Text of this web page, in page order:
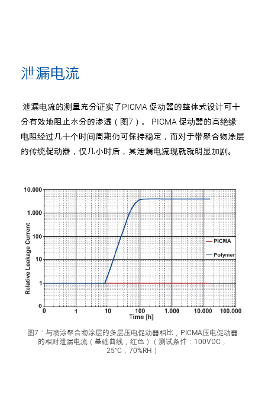
泄漏电流
泄漏电流的测量充分证实了PICMA 促动器的整体式设计可十
分有效地阻止水分的渗透（图7）。 PICMA 促动器的高绝缘
电阻经过几十个时间周期仍可保持稳定，而对于带聚合物涂层
的传统促动器，仅几小时后，其泄漏电流现就就明显加剧。
图7：与喷涂聚合物涂层的多层压电促动器相比，PICMA压电促动器
的相对泄漏电流（基础曲线，红色）（测试条件：100VDC，
25°C，70%RH）